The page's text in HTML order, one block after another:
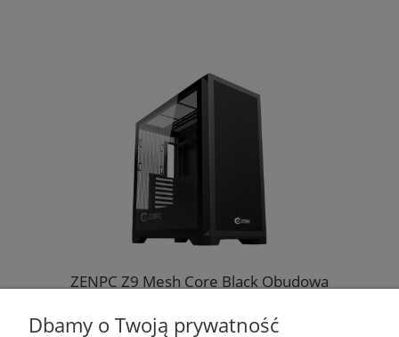
ZENPC Z9 Mesh Core Black Obudowa
389,99 zł
Dbamy o Twoją prywatność